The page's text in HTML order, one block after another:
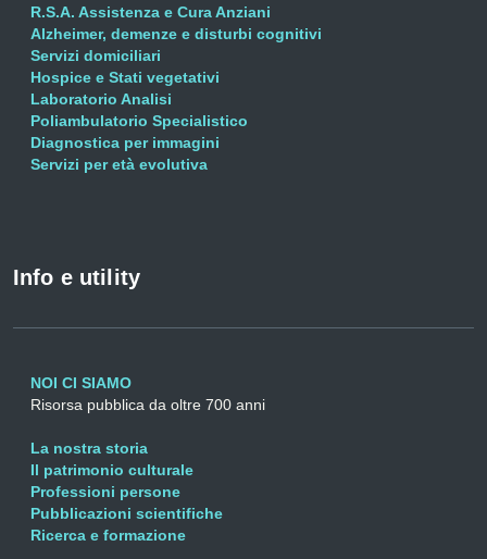
R.S.A. Assistenza e Cura Anziani
Alzheimer, demenze e disturbi cognitivi
Servizi domiciliari
Hospice e Stati vegetativi
Laboratorio Analisi
Poliambulatorio Specialistico
Diagnostica per immagini
Servizi per età evolutiva
Info e utility
NOI CI SIAMO
Risorsa pubblica da oltre 700 anni
La nostra storia
Il patrimonio culturale
Professioni persone
Pubblicazioni scientifiche
Ricerca e formazione